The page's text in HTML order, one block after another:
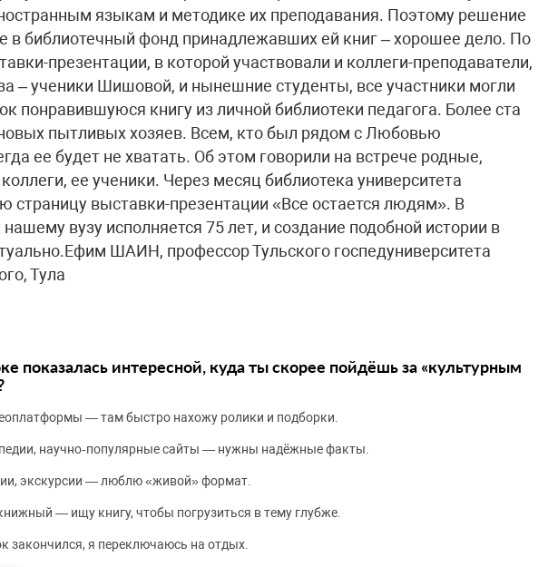
языкам и методике их преподавания. Поэтому решение
в библиотечный фонд принадлежавших ей книг – хорошее дело. По
презентации, в которой участвовали и коллеги-преподаватели,
– ученики Шишовой, и нынешние студенты, все участники могли
понравившуюся книгу из личной библиотеки педагога. Более ста
пытливых хозяев. Всем, кто был рядом с Любовью
ее будет не хватать. Об этом говорили на встрече родные,
ее ученики. Через месяц библиотека университета
страницу выставки-презентации «Все остается людям». В
вузу исполняется 75 лет, и создание подобной истории в
ШАИН, профессор Тульского госпедуниверситета
Тула
показалась интересной, куда ты скорее пойдёшь за «культурным
— там быстро нахожу ролики и подборки.
научно‑популярные сайты — нужны надёжные факты.
экскурсии — люблю «живой» формат.
— ищу книгу, чтобы погрузиться в тему глубже.
закончился, я переключаюсь на отдых.